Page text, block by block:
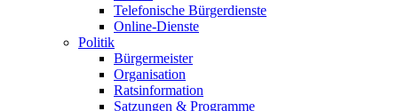
Telefonische Bürgerdienste
Online-Dienste
Politik
Bürgermeister
Organisation
Ratsinformation
Satzungen & Programme